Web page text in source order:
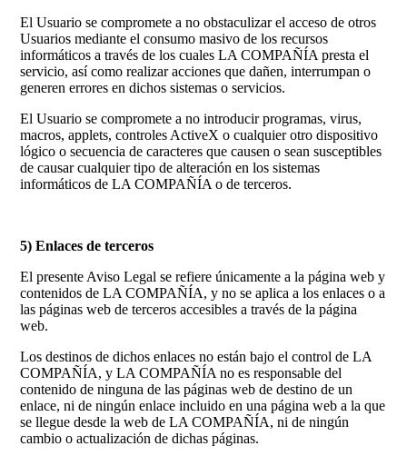
El Usuario se compromete a no obstaculizar el acceso de otros
Usuarios mediante el consumo masivo de los recursos
informáticos a través de los cuales LA COMPAÑÍA presta el
servicio, así como realizar acciones que dañen, interrumpan o
generen errores en dichos sistemas o servicios.
El Usuario se compromete a no introducir programas, virus,
macros, applets, controles ActiveX o cualquier otro dispositivo
lógico o secuencia de caracteres que causen o sean susceptibles
de causar cualquier tipo de alteración en los sistemas
informáticos de LA COMPAÑÍA o de terceros.
5) Enlaces de terceros
El presente Aviso Legal se refiere únicamente a la página web y
contenidos de LA COMPAÑÍA, y no se aplica a los enlaces o a
las páginas web de terceros accesibles a través de la página
web.
Los destinos de dichos enlaces no están bajo el control de LA
COMPAÑÍA, y LA COMPAÑÍA no es responsable del
contenido de ninguna de las páginas web de destino de un
enlace, ni de ningún enlace incluido en una página web a la que
se llegue desde la web de LA COMPAÑÍA, ni de ningún
cambio o actualización de dichas páginas.